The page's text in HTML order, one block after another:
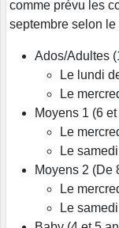
comme prévu les
septembre selon
Ados/Adultes
Le lundi
Le
Moyens 1 (6
Le
Le
Moyens 2 (De
Le
Le